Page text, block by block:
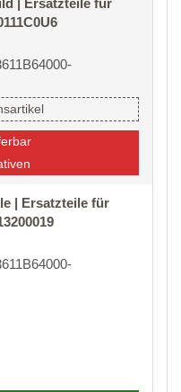
| Ersatzteile für
| Ersatzteile für